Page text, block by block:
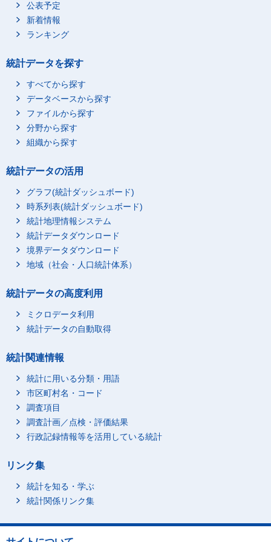
1_夫婦と子供の世帯
公表予定
新着情報
ランキング
統計データを探す
すべてから探す
データベースから探す
ファイルから探す
分野から探す
組織から探す
統計データの活用
グラフ(統計ダッシュボード)
時系列表(統計ダッシュボード)
統計地理情報システム
統計データダウンロード
境界データダウンロード
地域（社会・人口統計体系）
統計データの高度利用
ミクロデータ利用
統計データの自動取得
統計関連情報
統計に用いる分類・用語
市区町村名・コード
調査項目
調査計画／点検・評価結果
行政記録情報等を活用している統計
リンク集
統計を知る・学ぶ
統計関係リンク集